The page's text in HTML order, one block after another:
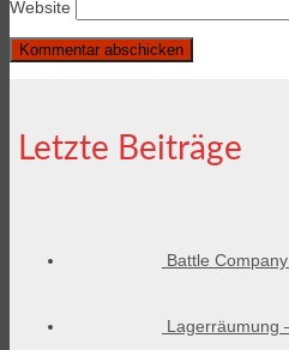
Website
Letzte Beiträge
Battle
Lagerräumung